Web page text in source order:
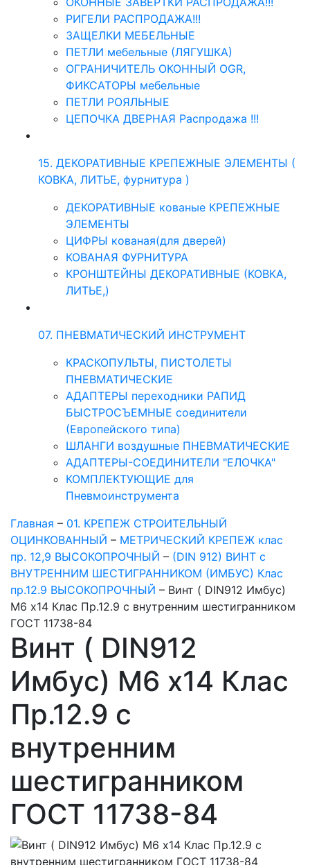
РИГЕЛИ РАСПРОДАЖА!!!
ЗАЩЕЛКИ МЕБЕЛЬНЫЕ
ПЕТЛИ мебельные (ЛЯГУШКА)
ОГРАНИЧИТЕЛЬ ОКОННЫЙ OGR,
ФИКСАТОРЫ мебельные
ПЕТЛИ РОЯЛЬНЫЕ
ЦЕПОЧКА ДВЕРНАЯ Распродажа !!!
15. ДЕКОРАТИВНЫЕ КРЕПЕЖНЫЕ ЭЛЕМЕНТЫ (
КОВКА, ЛИТЬЕ, фурнитура )
ДЕКОРАТИВНЫЕ кованые КРЕПЕЖНЫЕ
ЭЛЕМЕНТЫ
ЦИФРЫ кованая(для дверей)
КОВАНАЯ ФУРНИТУРА
КРОНШТЕЙНЫ ДЕКОРАТИВНЫЕ (КОВКА,
ЛИТЬЕ,)
07. ПНЕВМАТИЧЕСКИЙ ИНСТРУМЕНТ
КРАСКОПУЛЬТЫ, ПИСТОЛЕТЫ
ПНЕВМАТИЧЕСКИЕ
АДАПТЕРЫ переходники РАПИД
БЫСТРОСЪЕМНЫЕ соединители
(Европейского типа)
ШЛАНГИ воздушные ПНЕВМАТИЧЕСКИЕ
АДАПТЕРЫ-СОЕДИНИТЕЛИ "ЕЛОЧКА"
КОМПЛЕКТУЮЩИЕ для
Пневмоинструмента
Главная – 01. КРЕПЕЖ СТРОИТЕЛЬНЫЙ
ОЦИНКОВАННЫЙ – МЕТРИЧЕСКИЙ КРЕПЕЖ клас
пр. 12,9 ВЫСОКОПРОЧНЫЙ – (DIN 912) ВИНТ с
ВНУТРЕННИМ ШЕСТИГРАННИКОМ (ИМБУС) Клас
пр.12.9 ВЫСОКОПРОЧНЫЙ – Винт ( DIN912 Имбус)
М6 х14 Клас Пр.12.9 с внутренним шестигранником
ГОСТ 11738-84
Винт ( DIN912
Имбус) М6 х14 Клас
Пр.12.9 с
внутренним
шестигранником
ГОСТ 11738-84